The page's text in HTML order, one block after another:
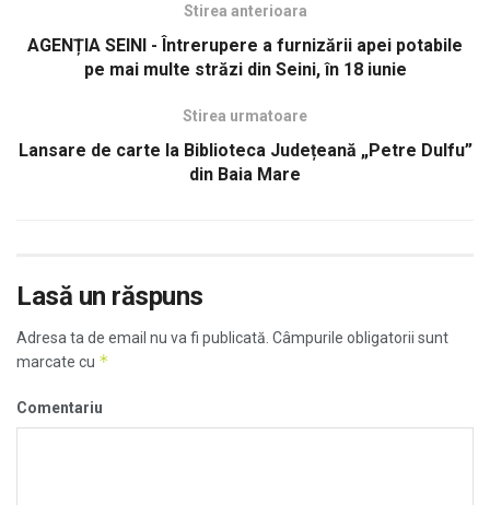
Stirea anterioara
AGENȚIA SEINI - Întrerupere a furnizării apei potabile
pe mai multe străzi din Seini, în 18 iunie
Stirea urmatoare
Lansare de carte la Biblioteca Județeană „Petre Dulfu”
din Baia Mare
Lasă un răspuns
Adresa ta de email nu va fi publicată. Câmpurile obligatorii sunt
marcate cu *
Comentariu